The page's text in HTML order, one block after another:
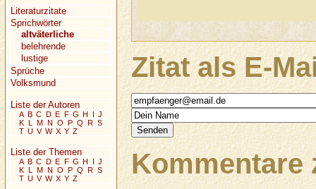
Zitat als E-
Kommentare
Literaturzitate
Sprichwörter
altväterliche
belehrende
lustige
Sprüche
Volksmund
Liste der Autoren
A B C D E F G H I J
K L M N O P Q R S
T U V W X Y Z
Liste der Themen
A B C D E F G H I J
K L M N O P Q R S
T U V W X Y Z